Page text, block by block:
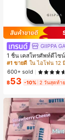
GIIPPA
1 ชิ้น เคสโทรศัพท์ดีไซ
มาตรสำหรับ Phone
าะสำหรับ Phone 16
Max, 14 Pro Max, เคส
กาหลีและน่าสนใจ, เข้า
13/14/15/16 Pro
ขวัญในอุดมคติสำหรับ
าเลนไทน์, อีสเตอร์, ฤดู
กิดสำหรับแฟนสาว
#1 ขายดี
600+ sold
฿53 -10% 2 วันสุดท้าย